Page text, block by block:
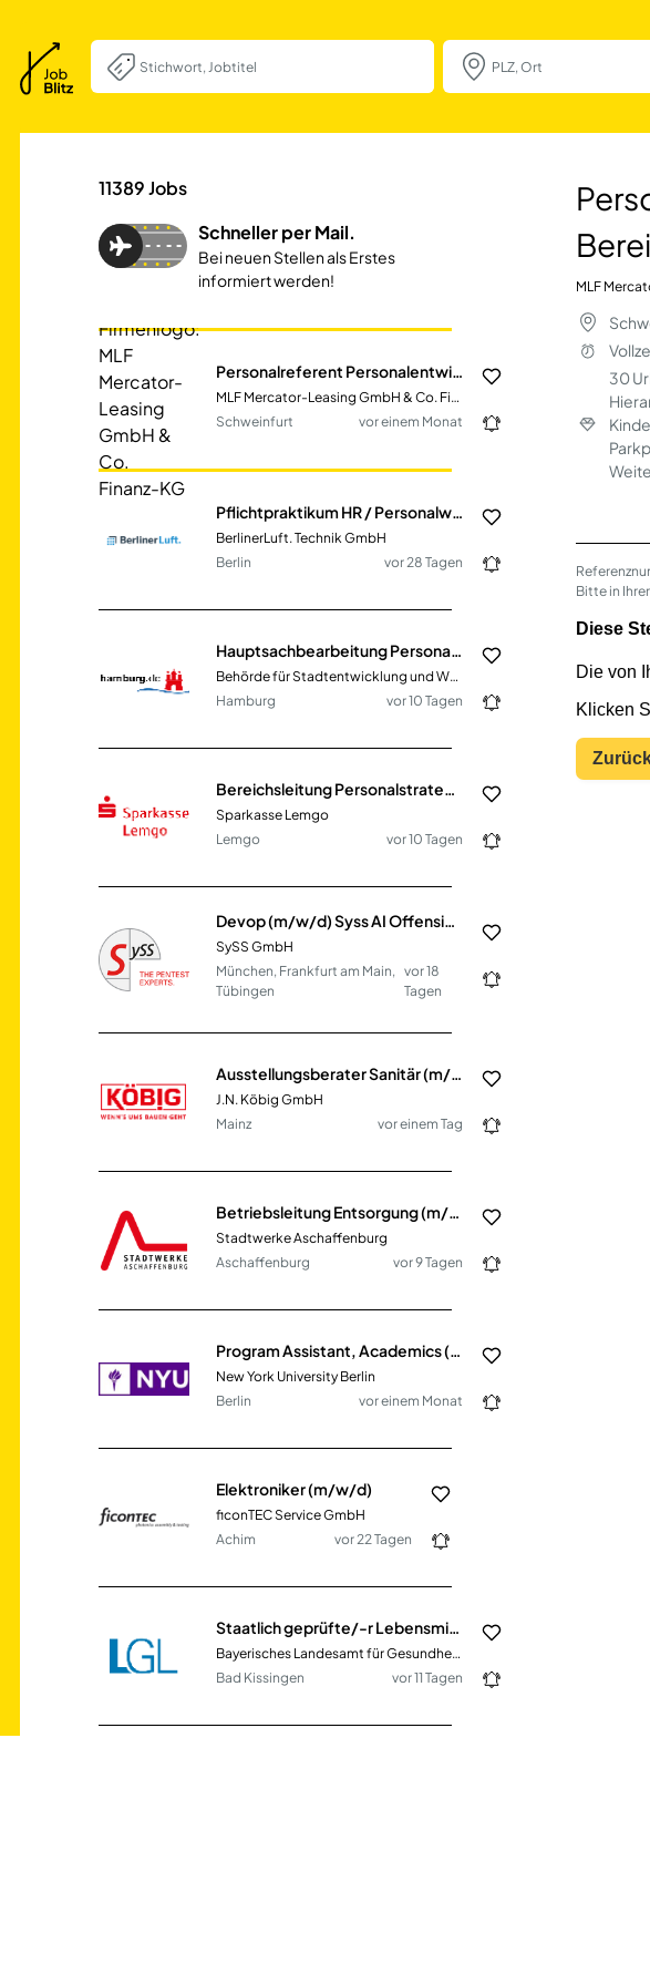
Personalreferent
11389Jobs
Schneller per Mail.
Bei neuen Stellen als Erstes
informiert werden!
Personalreferent Personalentwicklung (m/w/d) im Bereich Personal
MLF Mercator-Leasing GmbH & Co. Finanz-KG
Schweinfurt
vor einem Monat
Pflichtpraktikum HR / Personalwesen / Recruiting (m/w/d)
BerlinerLuft. Technik GmbH
Berlin
vor 28 Tagen
Hauptsachbearbeitung Personalentwicklung
Behörde für Stadtentwicklung und Wohnen
Hamburg
vor 10 Tagen
Sparkasse Lemgo
Lemgo
vor 10 Tagen
Devop (m/w/d) Syss AI Offensive Platform
SySS GmbH
München, Frankfurt am Main,
Tübingen
vor 18
Tagen
Ausstellungsberater Sanitär (m/w/d) - ideal für Quereinsteiger
J.N. Köbig GmbH
Mainz
vor einem Tag
Betriebsleitung Entsorgung (m/w/d)
Stadtwerke Aschaffenburg
Aschaffenburg
vor 9 Tagen
Program Assistant, Academics (m/f/d)
New York University Berlin
Berlin
vor einem Monat
Elektroniker (m/w/d)
ficonTEC Service GmbH
Achim
vor 22 Tagen
Staatlich geprüfte/-r Lebensmittelchemiker/-in (m/w/d)
Bayerisches Landesamt für Gesundheit und Lebensmittelsicherheit
Bad Kissingen
vor 11 Tagen
MLF
30
Bitte in